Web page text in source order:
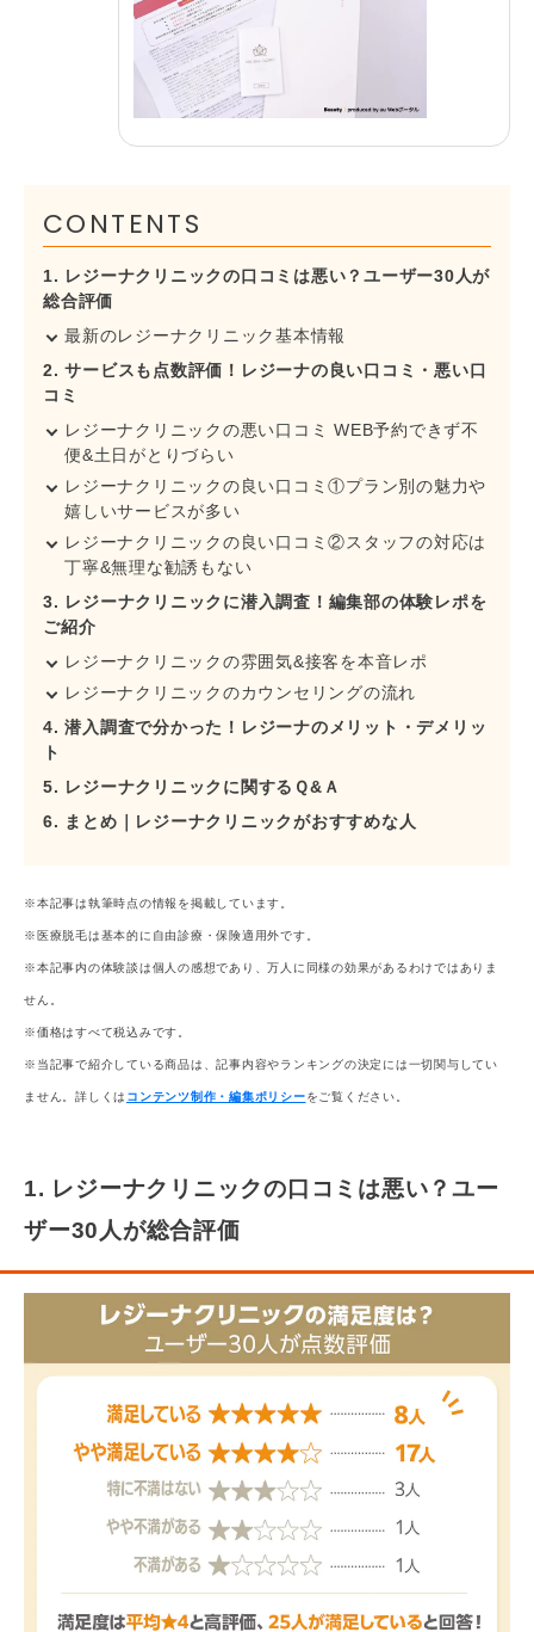
CONTENTS
1. レジーナクリニックの口コミは悪い？ユーザー30人が
総合評価
最新のレジーナクリニック基本情報
2. サービスも点数評価！レジーナの良い口コミ・悪い口
コミ
レジーナクリニックの悪い口コミ WEB予約できず不
便&土日がとりづらい
レジーナクリニックの良い口コミ①プラン別の魅力や
嬉しいサービスが多い
レジーナクリニックの良い口コミ②スタッフの対応は
丁寧&無理な勧誘もない
3. レジーナクリニックに潜入調査！編集部の体験レポを
ご紹介
レジーナクリニックの雰囲気&接客を本音レポ
レジーナクリニックのカウンセリングの流れ
4. 潜入調査で分かった！レジーナのメリット・デメリッ
ト
5. レジーナクリニックに関するＱ&Ａ
6. まとめ｜レジーナクリニックがおすすめな人
※本記事は執筆時点の情報を掲載しています。
※医療脱毛は基本的に自由診療・保険適用外です。
※本記事内の体験談は個人の感想であり、万人に同様の効果があるわけではありま
せん。
※価格はすべて税込みです。
※当記事で紹介している商品は、記事内容やランキングの決定には一切関与してい
ません。詳しくは コンテンツ制作・編集ポリシーをご覧ください。
1. レジーナクリニックの口コミは悪い？ユー
ザー30人が総合評価